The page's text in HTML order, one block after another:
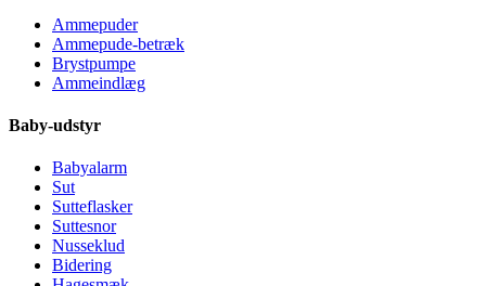
Ammepuder
Ammepude-betræk
Brystpumpe
Ammeindlæg
Baby-udstyr
Babyalarm
Sut
Sutteflasker
Suttesnor
Nusseklud
Bidering